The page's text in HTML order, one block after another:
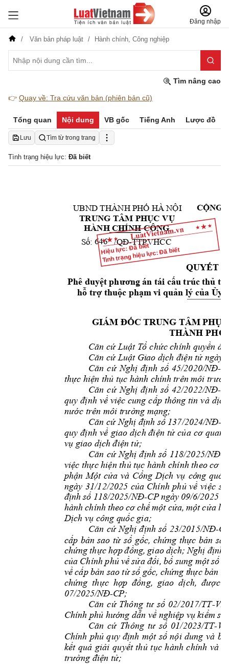
Đăng nhập
Văn bản pháp luật Hành chính, Công nghiệp
Tìm nâng cao
👉 Quay về: Tra cứu văn bản (phiên bản cũ)
Tổng quan Nội dung VB gốc Tiếng Anh Lược đồ
Lưu Tìm từ trong trang
Tình trạng hiệu lực: Đã biết
Hiệu lực: Đã biết
Tình trạng hiệu lực: Đã biết
UBNDTHÀNH PHỐ HÀ NỘI
TRUNG TÂM PHỤC VỤ
HÀNH CHÍNH CÔNG
CỘNG
Số: /QĐ-TTPVHCC
QUYẾT
Phê duyệt phương án tái cấu trúc thủ tụ
hỗ trợ thuộc phạm vi quản lý của Ủy
GIÁM ĐỐC TRUNG TÂM PHỤC
THÀNH PHỐ
Căn cứ Luật Tổ chức chính quyền
Căn cứ Luật Giao dịch điện tử ngày
Căn cứ Nghị định số 45/2020/NĐ-
thực hiện thủ tục hành chính trên môi
Căn cứ Nghị định số 42/2022/NĐ-
quy định về việc cung cấp thông tin và
nước trên môi trường mạng;
Căn cứ Nghị định số 137/2024/NĐ-
quy định về giao dịch điện tử của cơ quan
vụ giao dịch điện tử;
Căn cứ Nghị định số 118/2025/NĐ-
việc thực hiện thủ tục hành chính theo cơ
phận Một cửa và Cổng Dịch vụ công
ngày 31/12/2025 của Chính phủ về việc
định số 118/2025/NĐ-CPngày 09/6/2025
hành chính theo cơchế một cửa, một cửa
Dịch vụ công quốc gia;
Căn cứ Nghị định số 23/2015/NĐ-
cấp bản sao từ sổ gốc, chứng thực bản
chứngthực hợpđồng, giao dịch; Nghị định
của Chính phủ về sửa đổi, bổ sung một số
về cấp bản sao từ sổ gốc, chứng thực bản
chứng thực hợp đồng, giao dịch, được
07/2025/NĐ-CP;
Căn cứ Thông tư số 02/2017/TT-
Chính phủ hướng dẫn về nghiệp vụ kiểm
Căn cứ Thông tư số 01/2023/TT-
Chính phủ quy định một số nội dung và
kết quả giải quyết thủ tục hành chính và
trường điện tử;
646